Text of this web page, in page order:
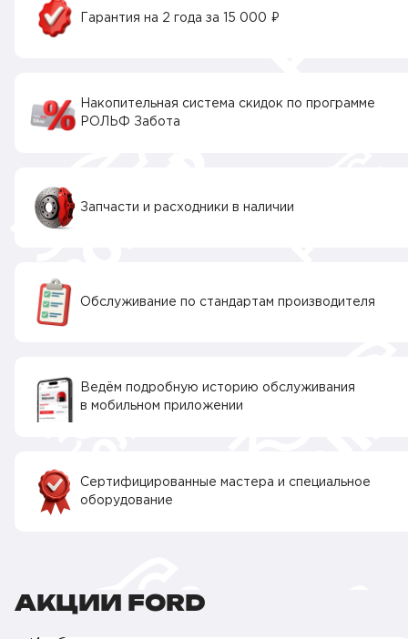
Гарантия на 2 года за 15 000 ₽
Накопительная система скидок по программе
РОЛЬФ Забота
Запчасти и расходники в наличии
Обслуживание по стандартам производителя
Ведём подробную историю обслуживания
в мобильном приложении
Сертифицированные мастера и специальное
оборудование
АКЦИИ FORD